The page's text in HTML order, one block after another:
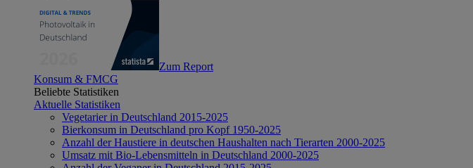
Zum Report
Konsum & FMCG
Beliebte Statistiken
Aktuelle Statistiken
Vegetarier in Deutschland 2015-2025
Bierkonsum in Deutschland pro Kopf 1950-2025
Anzahl der Haustiere in deutschen Haushalten nach Tierarten 2000-2025
Umsatz mit Bio-Lebensmitteln in Deutschland 2000-2025